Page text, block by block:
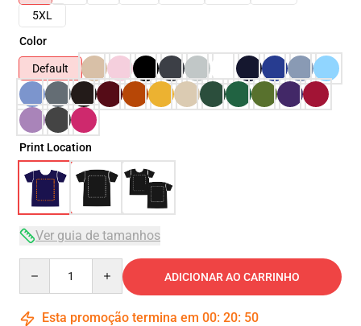
5XL
Color
Default
Print Location
Ver guia de tamanhos
ADICIONAR AO CARRINHO
Esta promoção termina em 00: 20: 49